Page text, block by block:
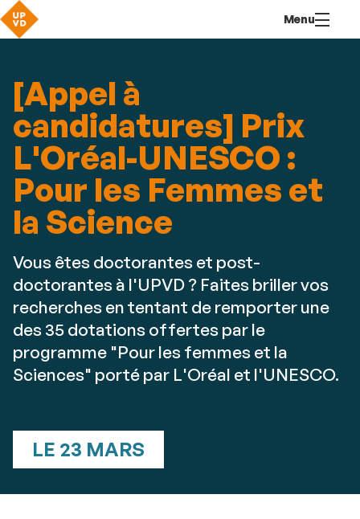
contenu
Menu
[Appel à
candidatures] Prix
L'Oréal-UNESCO :
Pour les Femmes et
la Science
Vous êtes doctorantes et post-
doctorantes à l'UPVD ? Faites briller vos
recherches en tentant de remporter une
des 35 dotations offertes par le
programme "Pour les femmes et la
Sciences" porté par L'Oréal et l'UNESCO.
LE 23 MARS